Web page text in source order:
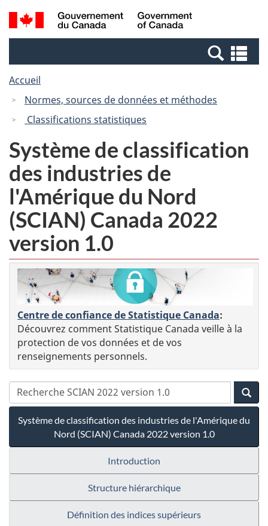
Passer
au
Passer
à
Canada
Recherche
et
et
Accueil
Normes, sources de données et méthodes
Classifications statistiques
Système de classification
des industries de
l'Amérique du Nord
(SCIAN) Canada 2022
version 1.0
Centre de confiance de Statistique Canada:
Découvrez comment Statistique Canada veille à la
protection de vos données et de vos
renseignements personnels.
Système de classification des industries de l'Amérique du
Nord (SCIAN) Canada 2022 version 1.0
Introduction
Structure hiérarchique
Définition des indices supérieurs